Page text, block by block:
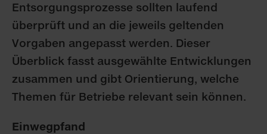
Entsorgungsprozesse sollten laufend
überprüft und an die jeweils geltenden
Vorgaben angepasst werden. Dieser
Überblick fasst ausgewählte Entwicklungen
zusammen und gibt Orientierung, welche
Themen für Betriebe relevant sein können.
Einwegpfand